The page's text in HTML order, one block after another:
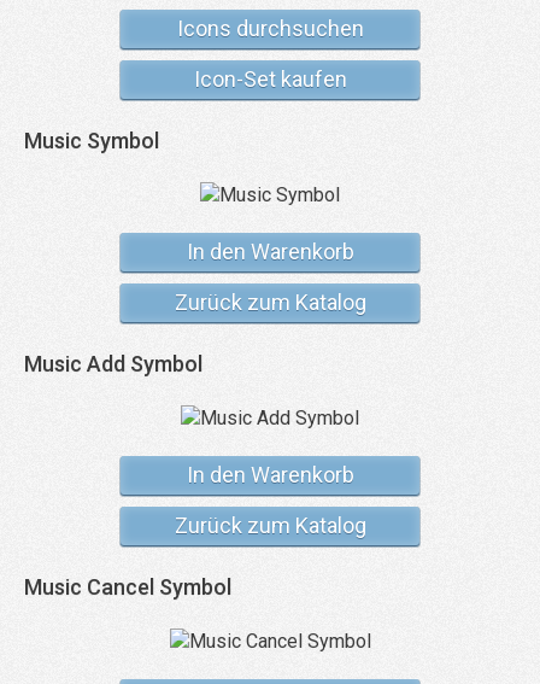
Icons durchsuchen
Icon-Set kaufen
Music Symbol
In den Warenkorb
Zurück zum Katalog
Music Add Symbol
In den Warenkorb
Zurück zum Katalog
Music Cancel Symbol